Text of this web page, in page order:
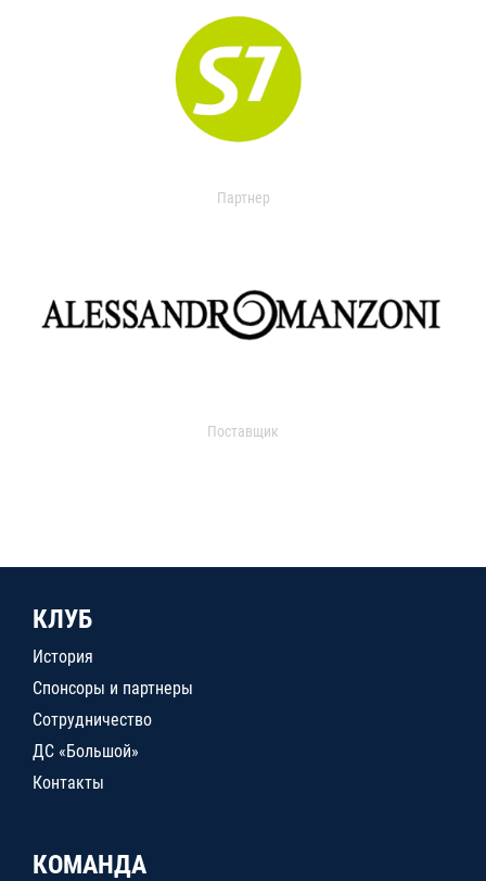
Партнер
Поставщик
КЛУБ
История
Спонсоры и партнеры
Сотрудничество
ДС «Большой»
Контакты
КОМАНДА